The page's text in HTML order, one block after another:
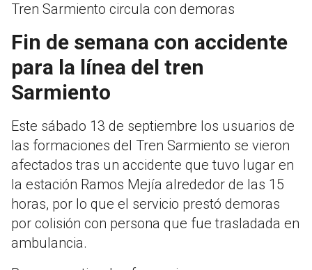
Tren Sarmiento circula con demoras
Fin de semana con accidente
para la línea del tren
Sarmiento
Este sábado 13 de septiembre los usuarios de
las formaciones del Tren Sarmiento se vieron
afectados tras un accidente que tuvo lugar en
la estación Ramos Mejía alrededor de las 15
horas, por lo que el servicio prestó demoras
por colisión con persona que fue trasladada en
ambulancia.